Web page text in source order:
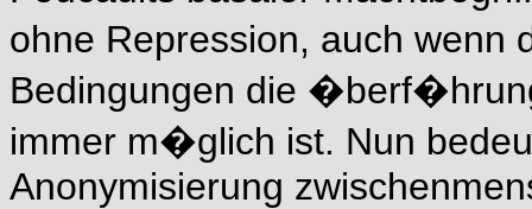
ohne Repression, auch
Bedingungen die
immer m�glich ist. Nun
Anonymisierung